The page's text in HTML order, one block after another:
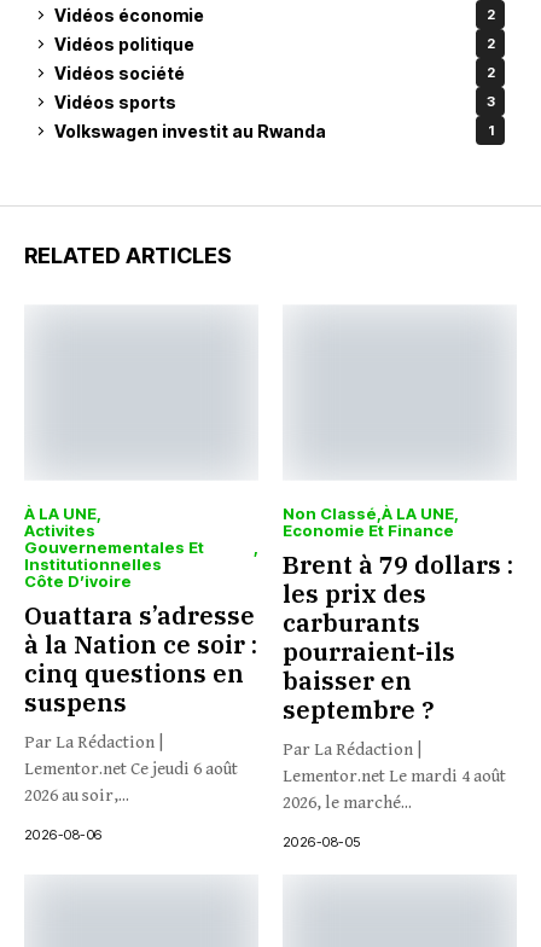
Vidéos économie 2
Vidéos politique 2
Vidéos société 2
Vidéos sports 3
Volkswagen investit au Rwanda 1
RELATED ARTICLES
À LA UNE
Activites
Gouvernementales Et
Institutionnelles
Côte D’ivoire
Ouattara s’adresse
à la Nation ce soir :
cinq questions en
suspens
Par La Rédaction |
Lementor.net Ce jeudi 6 août
2026 au soir,...
2026-08-06
Non Classé À LA UNE
Economie Et Finance
Brent à 79 dollars :
les prix des
carburants
pourraient-ils
baisser en
septembre ?
Par La Rédaction |
Lementor.net Le mardi 4 août
2026, le marché...
2026-08-05